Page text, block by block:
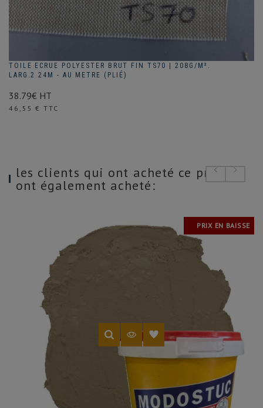
TOILE ECRUE POLYESTER BRUT FIN TS70 | 208G/M².
LARG.2.24M - AU METRE (PLIÉ)
38.79€ HT
Prix
46,55 € TTC
les clients qui ont acheté ce produit
ont également acheté:
PRIX EN BAISSE